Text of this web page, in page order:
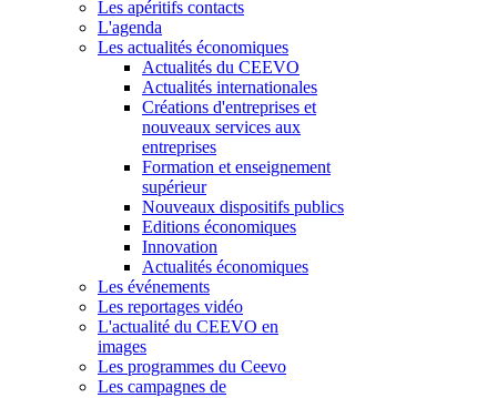
Les apéritifs contacts
L'agenda
Les actualités économiques
Actualités du CEEVO
Actualités internationales
Créations d'entreprises et
nouveaux services aux
entreprises
Formation et enseignement
supérieur
Nouveaux dispositifs publics
Editions économiques
Innovation
Actualités économiques
Les événements
Les reportages vidéo
L'actualité du CEEVO en
images
Les programmes du Ceevo
Les campagnes de